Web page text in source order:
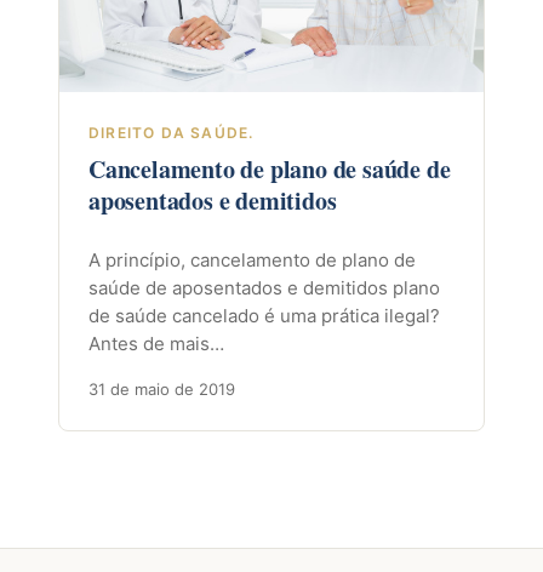
DIREITO DA SAÚDE.
Cancelamento de plano de saúde de
aposentados e demitidos
A princípio, cancelamento de plano de
saúde de aposentados e demitidos plano
de saúde cancelado é uma prática ilegal?
Antes de mais…
31 de maio de 2019